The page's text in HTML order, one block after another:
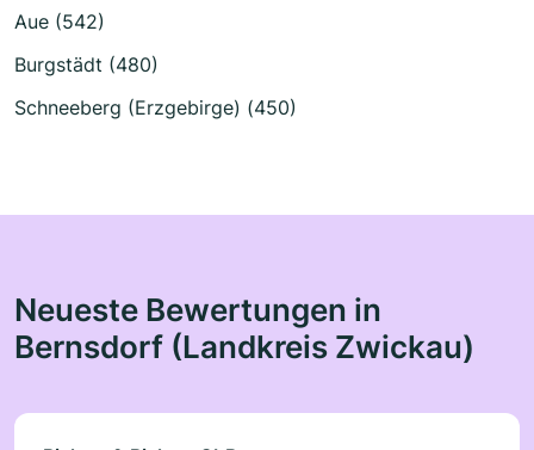
Aue (542)
Burgstädt (480)
Schneeberg (Erzgebirge) (450)
Neueste Bewertungen in
Bernsdorf (Landkreis Zwickau)